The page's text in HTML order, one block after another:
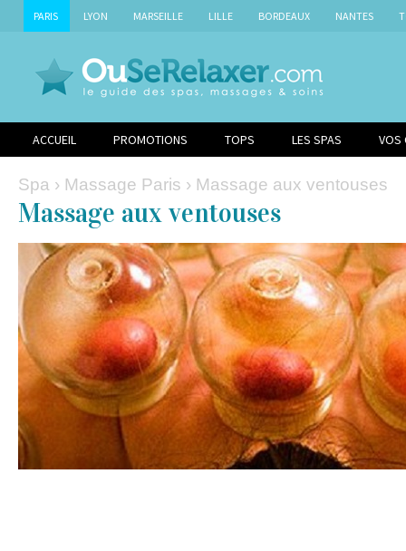
PARIS LYON MARSEILLE LILLE BORDEAUX NANTES
ACCUEIL PROMOTIONS TOPS LES SPAS VOS
Spa › Massage Paris › Massage aux ventouses
Massage aux ventouses